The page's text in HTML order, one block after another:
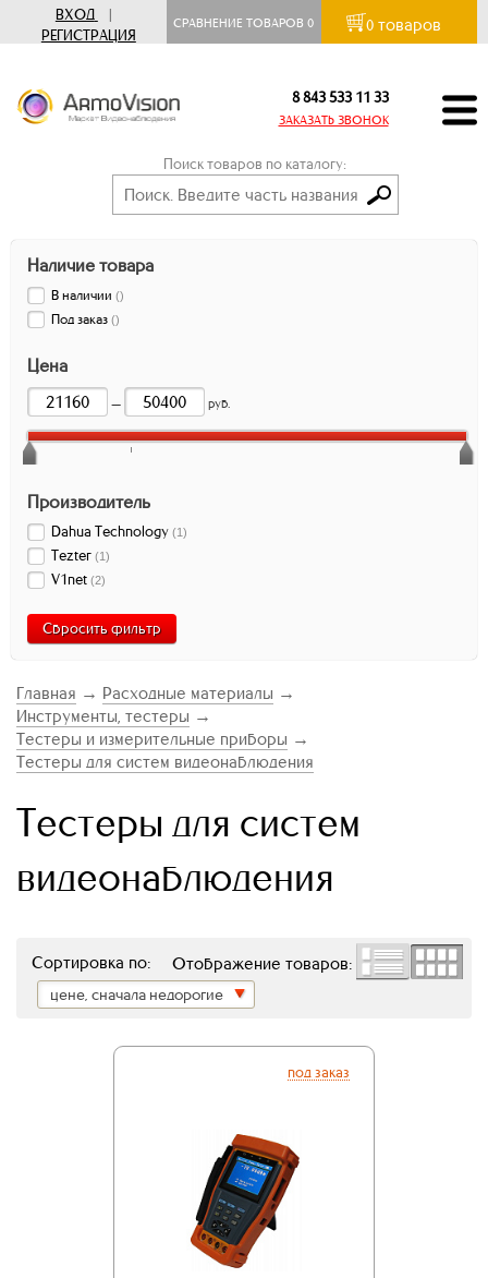
ВХОД
|
РЕГИСТРАЦИЯ
СРАВНЕНИЕ ТОВАРОВ0 0 товаров
8 843 533 11 33
ЗАКАЗАТЬ ЗВОНОК
Поиск товаров по каталогу:
Наличие товара
В наличии ()
Под заказ ()
Цена
— руб.
Производитель
Dahua Technology (1)
Tezter (1)
V1net (2)
Сбросить фильтр
Главная → Расходные материалы →
Инструменты, тестеры →
Тестеры и измерительные приборы →
Тестеры для систем видеонаблюдения
Тестеры для систем
видеонаблюдения
Отображение товаров:
Сортировка по:
цене, сначала недорогие
под заказ